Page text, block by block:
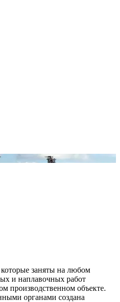
заняты на любом
и наплавочных работ
производственном объекте.
органами создана